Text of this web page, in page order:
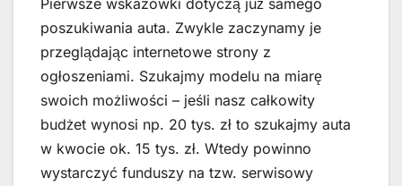
poszukiwania auta. Zwykle zaczynamy je
przeglądając internetowe strony z
ogłoszeniami. Szukajmy modelu na miarę
swoich możliwości – jeśli nasz całkowity
budżet wynosi np. 20 tys. zł to szukajmy auta
w kwocie ok. 15 tys. zł. Wtedy powinno
wystarczyć funduszy na tzw. serwisowy